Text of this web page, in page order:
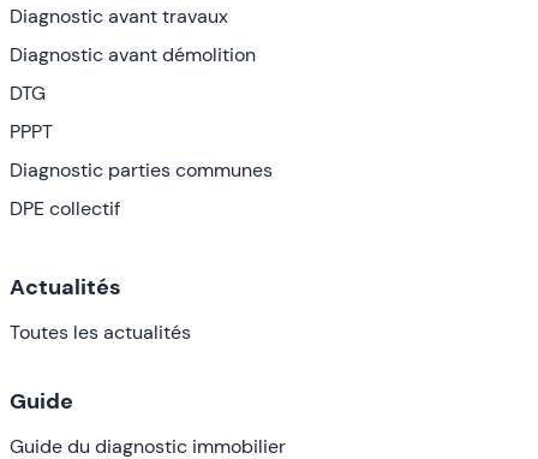
Diagnostic avant travaux
Diagnostic avant démolition
DTG
PPPT
Diagnostic parties communes
DPE collectif
Actualités
Toutes les actualités
Guide
Guide du diagnostic immobilier